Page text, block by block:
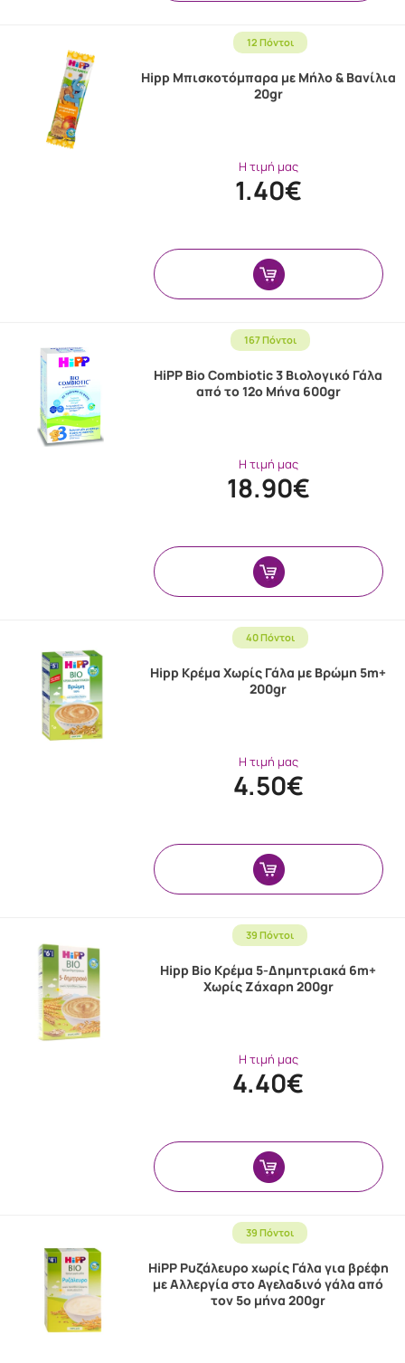
12 Πόντοι
Hipp Μπισκοτόμπαρα με Μήλο & Βανίλια
20gr
Η τιμή μας
1.40€
167 Πόντοι
HiPP Bio Combiotic 3 Βιολογικό Γάλα
από το 12ο Μήνα 600gr
Η τιμή μας
18.90€
40 Πόντοι
Hipp Κρέμα Χωρίς Γάλα με Βρώμη 5m+
200gr
Η τιμή μας
4.50€
39 Πόντοι
Hipp Bio Κρέμα 5-Δημητριακά 6m+
Χωρίς Ζάχαρη 200gr
Η τιμή μας
4.40€
39 Πόντοι
HiPP Ρυζάλευρο χωρίς Γάλα για βρέφη
με Αλλεργία στο Αγελαδινό γάλα από
τον 5ο μήνα 200gr